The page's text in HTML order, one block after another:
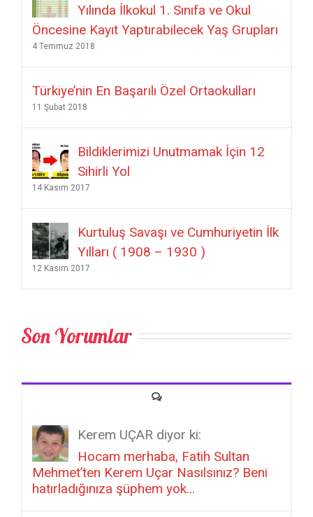
Yılında İlkokul 1. Sınıfa ve Okul
Öncesine Kayıt Yaptırabilecek Yaş Grupları
4 Temmuz 2018
Türkiye’nin En Başarılı Özel Ortaokulları
11 Şubat 2018
Bildiklerimizi Unutmamak İçin 12
Sihirli Yol
14 Kasım 2017
Kurtuluş Savaşı ve Cumhuriyetin İlk
Yılları ( 1908 – 1930 )
12 Kasım 2017
Son Yorumlar
Kerem UÇAR diyor ki:
Hocam merhaba, Fatih Sultan
Mehmet’ten Kerem Uçar Nasılsınız? Beni
hatırladığınıza şüphem yok…